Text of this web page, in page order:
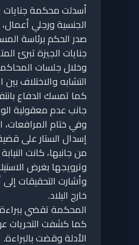
أسدلت محكمة جنايات
الجنسية ورجلي
صدر الحكم برئاسة
جنايات الجيزة تبرئ
وخلال جلسات
التشابه والاختلاف
كما تمسك الدفاع
جانب عدم معقولية
وفي ختام
إسدال الستار على
من جانبها، كانت
وترويجها بغرض
وأشارت التحقيقات
خارج البلاد.
المحكمة تقضي
كما كشفت التحريات
الأدلة وقضت بالبراءة.